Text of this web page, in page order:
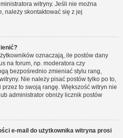
witryny. Jeśli nie można
należy skontaktować się z jej
oznaczają, ile postów dany
na forum, np. moderatora czy
bezpośrednio zmieniać stylu rang,
Nie należy pisać postów tylko po to,
to swoją rangę. Większość witryn nie
administrator obniży licznik postów
e-mail do użytkownika witryna prosi